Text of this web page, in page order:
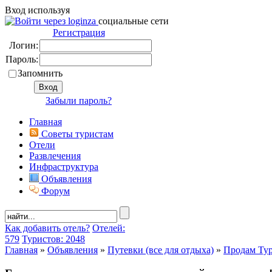
Вход используя
социальные сети
Регистрация
Логин:
Пароль:
Запомнить
Забыли пароль?
Главная
Советы туристам
Отели
Развлечения
Инфраструктура
Объявления
Форум
Как добавить отель? Отелей:
579 Туристов: 2048
Главная » Объявления » Путевки (все для отдыха) » Продам